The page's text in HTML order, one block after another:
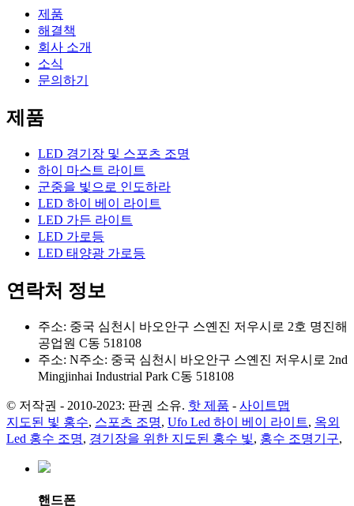
제품
해결책
회사 소개
소식
문의하기
제품
LED 경기장 및 스포츠 조명
하이 마스트 라이트
군중을 빛으로 인도하라
LED 하이 베이 라이트
LED 가든 라이트
LED 가로등
LED 태양광 가로등
연락처 정보
주소: 중국 심천시 바오안구 스옌진 저우시로 2호 명진해
공업원 C동 518108
주소: N주소: 중국 심천시 바오안구 스옌진 저우시로 2nd
Mingjinhai Industrial Park C동 518108
© 저작권 - 2010-2023: 판권 소유. 핫 제품 - 사이트맵
지도된 빛 홍수, 스포츠 조명, Ufo Led 하이 베이 라이트, 옥외
Led 홍수 조명, 경기장을 위한 지도된 홍수 빛, 홍수 조명기구,
핸드폰